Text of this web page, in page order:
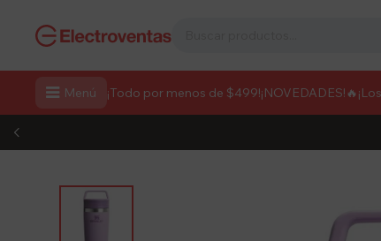
 Menú ¡Todo por menos de $499!¡NOVEDADES!